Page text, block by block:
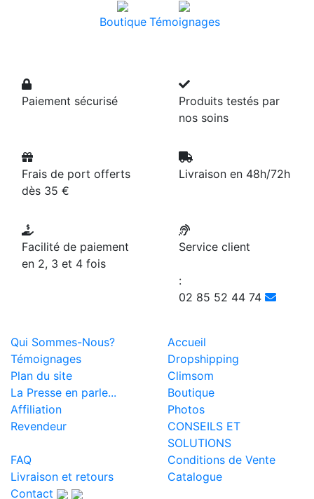
Boutique Témoignages
Paiement sécurisé
Produits testés par
nos soins
Frais de port offerts
dès 35 €
Livraison en 48h/72h
Facilité de paiement
en 2, 3 et 4 fois
Service client
:
02 85 52 44 74
Qui Sommes-Nous?
Accueil
Témoignages
Dropshipping
Plan du site
Climsom
La Presse en parle...
Boutique
Affiliation
Photos
Revendeur
CONSEILS ET
SOLUTIONS
FAQ
Conditions de Vente
Livraison et retours
Catalogue
Contact